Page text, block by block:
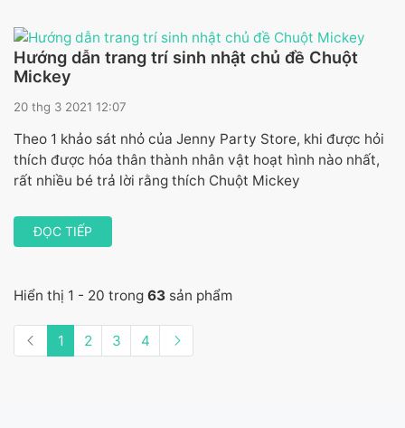
Hướng dẫn trang trí sinh nhật chủ đề Chuột
Mickey
20 thg 3 2021 12:07
Theo 1 khảo sát nhỏ của Jenny Party Store, khi được hỏi
thích được hóa thân thành nhân vật hoạt hình nào nhất,
rất nhiều bé trả lời rằng thích Chuột Mickey
ĐỌC TIẾP
Hiển thị 1 - 20 trong 63 sản phẩm
1 2 3 4